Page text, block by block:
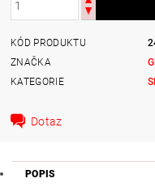
KÓD PRODUKTU
ZNAČKA
KATEGORIE
Dotaz
POPIS